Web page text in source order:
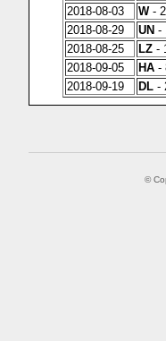
2018-08-03
W-
2018-08-29
UN-
2018-08-25
LZ-
2018-09-05
HA-
2018-09-19
DL-
©